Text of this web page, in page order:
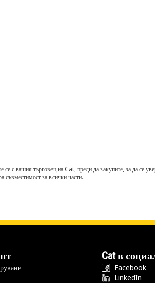
с вашия търговец на Cat, преди да закупите, за да се
съвместимост за всички части.
Cat в
Facebook
LinkedIn